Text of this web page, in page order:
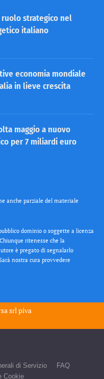
ruolo strategico nel
italiano
economia mondiale
in lieve crescita
maggio a nuovo
per 7 miliardi euro
anche parziale del materiale
dominio o soggette a licenza
ritenesse che la
è pregato di segnalarlo
nostra cura provvedere
srlpiva
di Servizio
FAQ
Cookie